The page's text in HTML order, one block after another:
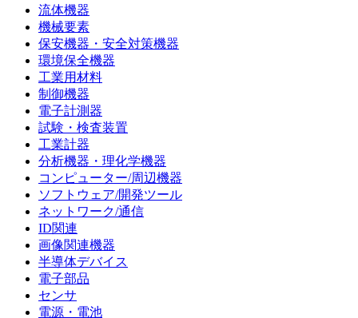
流体機器
機械要素
保安機器・安全対策機器
環境保全機器
工業用材料
制御機器
電子計測器
試験・検査装置
工業計器
分析機器・理化学機器
コンピューター/周辺機器
ソフトウェア/開発ツール
ネットワーク/通信
ID関連
画像関連機器
半導体デバイス
電子部品
センサ
電源・電池